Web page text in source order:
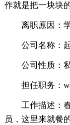
作就是把一块块
离职原因：
公司名称：
公司性质：
担任职务：
工作描述：
员，这里来就餐